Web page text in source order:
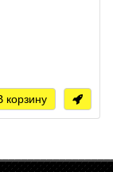
корзину